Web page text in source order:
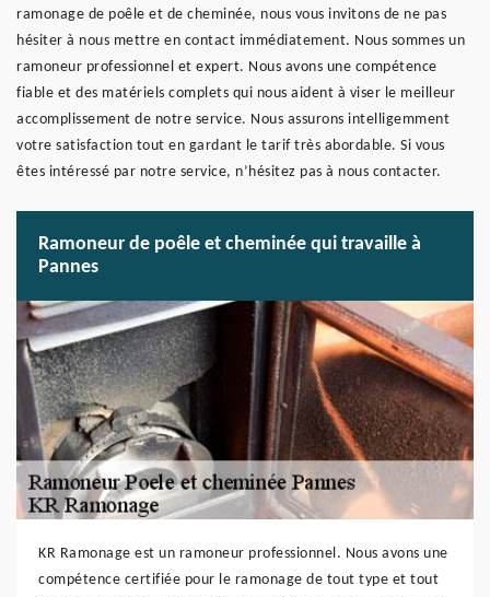
ramonage de poêle et de cheminée, nous vous invitons de ne pas
hésiter à nous mettre en contact immédiatement. Nous sommes un
ramoneur professionnel et expert. Nous avons une compétence
fiable et des matériels complets qui nous aident à viser le meilleur
accomplissement de notre service. Nous assurons intelligemment
votre satisfaction tout en gardant le tarif très abordable. Si vous
êtes intéressé par notre service, n’hésitez pas à nous contacter.
Ramoneur de poêle et cheminée qui travaille à
Pannes
KR Ramonage est un ramoneur professionnel. Nous avons une
compétence certifiée pour le ramonage de tout type et tout